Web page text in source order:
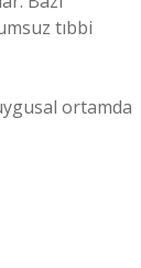
tıbbi
ortamda